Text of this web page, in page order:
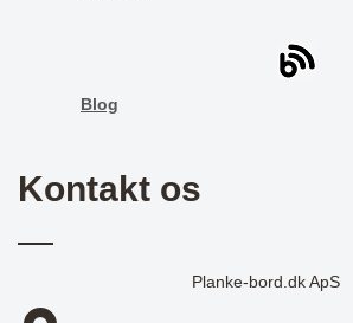
Blog
Kontakt os
Planke-bord.dk ApS